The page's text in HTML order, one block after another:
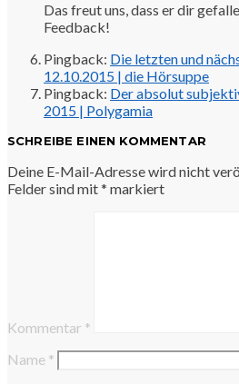
Das freut uns, dass er dir
Feedback!
Pingback: Die letzten und
12.10.2015 | die Hörsuppe
Pingback: Der absolut
2015 | Polygamia
SCHREIBE EINEN KOMMENTAR
Deine E-Mail-Adresse wird nicht
Felder sind mit* markiert
Kommentar *
Name *